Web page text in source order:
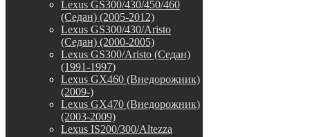
Lexus GS300/430/450/460
(Седан) (2005-2012)
Lexus GS300/430/Aristo
(Седан) (2000-2005)
Lexus GS300/Aristo (Седан)
(1991-1997)
Lexus GX460 (Внедорожник)
(2009-)
Lexus GX470 (Внедорожник)
(2003-2009)
Lexus IS200/300/Altezza